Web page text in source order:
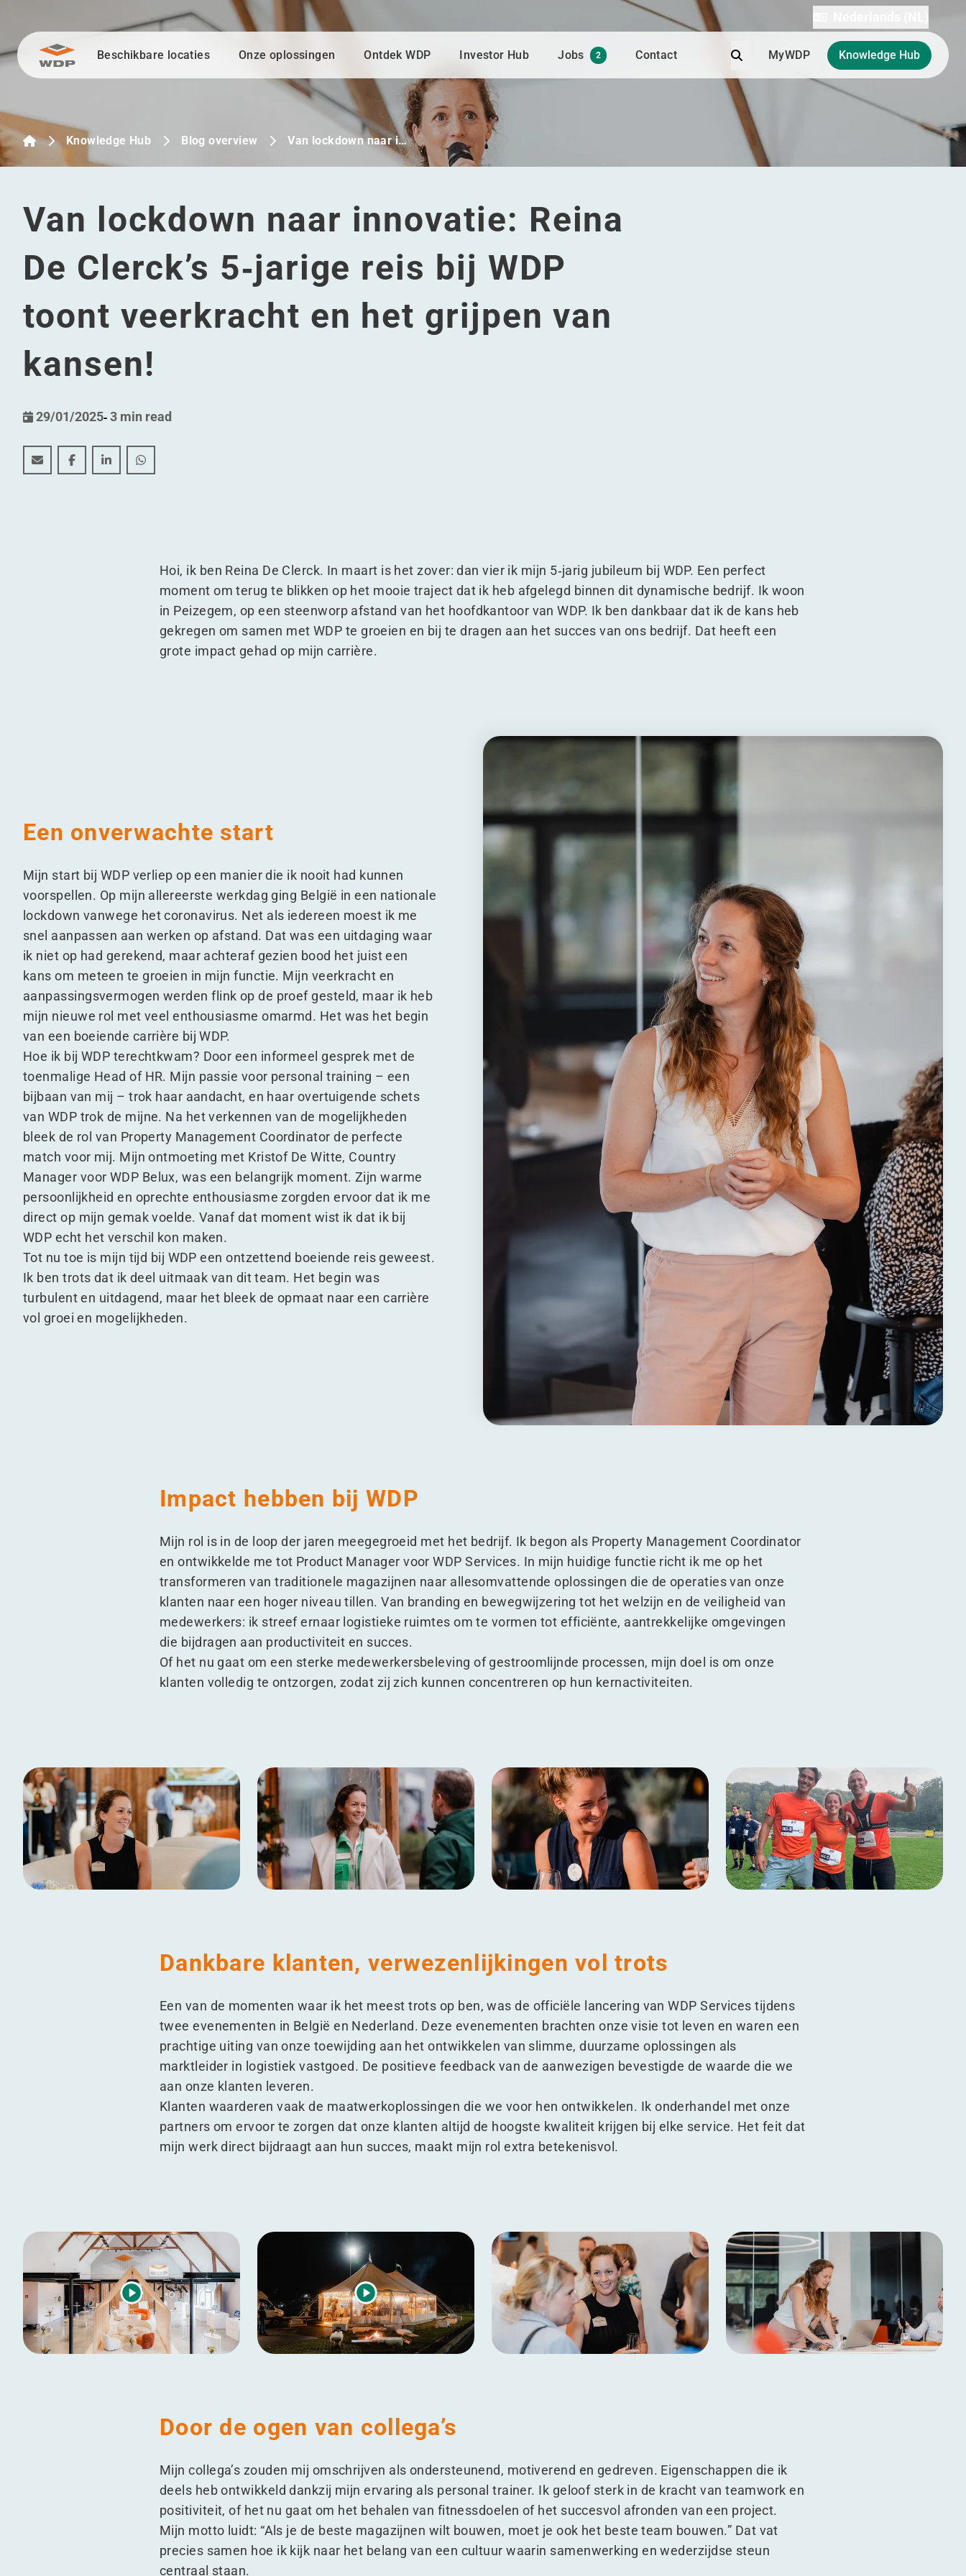
Ga naar inhoudBeschikbare locaties Onze oplossingen Ontdek WDP Investor Hub Jobs 2 Contact ZoekMyWDP Knowledge Hub
Knowledge Hub Blog overview Van lockdown naar i…
Van lockdown naar innovatie: Reina
De Clerck’s 5‑jarige reis bij WDP
toont veerkracht en het grijpen van
kansen!
29/01/2025-3 min read
Van lockdown naar innovatie: Reina De Clerck's 5-jarige reis bij WDP toont veerkracht en het grijpen van kansen!
Van lockdown naar innovatie: Reina De Clerck's 5-jarige reis bij WDP toont veerkracht en het grijpen van kansen!
Van lockdown naar innovatie: Reina De Clerck's 5-jarige reis bij WDP toont veerkracht en het grijpen van kansen!
Van lockdown naar innovatie: Reina De Clerck's 5-jarige reis bij WDP toont veerkracht en het grijpen van kansen!
Hoi, ik ben Reina De Clerck. In maart is het zover: dan vier ik mijn 5‑jarig jubileum bij WDP. Een perfect
moment om terug te blikken op het mooie traject dat ik heb afgelegd binnen dit dynamische bedrijf. Ik woon
in Peizegem, op een steenworp afstand van het hoofdkantoor van WDP. Ik ben dankbaar dat ik de kans heb
gekregen om samen met WDP te groeien en bij te dragen aan het succes van ons bedrijf. Dat heeft een
grote impact gehad op mijn carrière.
Een onverwachte start
Mijn start bij WDP verliep op een manier die ik nooit had kunnen
voorspellen. Op mijn allereerste werkdag ging België in een nationale
lockdown vanwege het coronavirus. Net als iedereen moest ik me
snel aanpassen aan werken op afstand. Dat was een uitdaging waar
ik niet op had gerekend, maar achteraf gezien bood het juist een
kans om meteen te groeien in mijn functie. Mijn veerkracht en
aanpassingsvermogen werden flink op de proef gesteld, maar ik heb
mijn nieuwe rol met veel enthousiasme omarmd. Het was het begin
van een boeiende carrière bij WDP.
Hoe ik bij WDP terechtkwam? Door een informeel gesprek met de
toenmalige Head of HR. Mijn passie voor personal training – een
bijbaan van mij – trok haar aandacht, en haar overtuigende schets
van WDP trok de mijne. Na het verkennen van de mogelijkheden
bleek de rol van Property Management Coordinator de perfecte
match voor mij. Mijn ontmoeting met Kristof De Witte, Country
Manager voor WDP Belux, was een belangrijk moment. Zijn warme
persoonlijkheid en oprechte enthousiasme zorgden ervoor dat ik me
direct op mijn gemak voelde. Vanaf dat moment wist ik dat ik bij
WDP echt het verschil kon maken.
Tot nu toe is mijn tijd bij WDP een ontzettend boeiende reis geweest.
Ik ben trots dat ik deel uitmaak van dit team. Het begin was
turbulent en uitdagend, maar het bleek de opmaat naar een carrière
vol groei en mogelijkheden.
Impact hebben bij WDP
Mijn rol is in de loop der jaren meegegroeid met het bedrijf. Ik begon als Property Management Coordinator
en ontwikkelde me tot Product Manager voor WDP Services. In mijn huidige functie richt ik me op het
transformeren van traditionele magazijnen naar allesomvattende oplossingen die de operaties van onze
klanten naar een hoger niveau tillen. Van branding en bewegwijzering tot het welzijn en de veiligheid van
medewerkers: ik streef ernaar logistieke ruimtes om te vormen tot efficiënte, aantrekkelijke omgevingen
die bijdragen aan productiviteit en succes.
Of het nu gaat om een sterke medewerkersbeleving of gestroomlijnde processen, mijn doel is om onze
klanten volledig te ontzorgen, zodat zij zich kunnen concentreren op hun kernactiviteiten.
Dankbare klanten, verwezenlijkingen vol trots
Een van de momenten waar ik het meest trots op ben, was de officiële lancering van WDP Services tijdens
twee evenementen in België en Nederland. Deze evenementen brachten onze visie tot leven en waren een
prachtige uiting van onze toewijding aan het ontwikkelen van slimme, duurzame oplossingen als
marktleider in logistiek vastgoed. De positieve feedback van de aanwezigen bevestigde de waarde die we
aan onze klanten leveren.
Klanten waarderen vaak de maatwerkoplossingen die we voor hen ontwikkelen. Ik onderhandel met onze
partners om ervoor te zorgen dat onze klanten altijd de hoogste kwaliteit krijgen bij elke service. Het feit dat
mijn werk direct bijdraagt aan hun succes, maakt mijn rol extra betekenisvol.
Door de ogen van collega’s
Mijn collega’s zouden mij omschrijven als ondersteunend, motiverend en gedreven. Eigenschappen die ik
deels heb ontwikkeld dankzij mijn ervaring als personal trainer. Ik geloof sterk in de kracht van teamwork en
positiviteit, of het nu gaat om het behalen van fitnessdoelen of het succesvol afronden van een project.
Mijn motto luidt: “Als je de beste magazijnen wilt bouwen, moet je ook het beste team bouwen.” Dat vat
precies samen hoe ik kijk naar het belang van een cultuur waarin samenwerking en wederzijdse steun
centraal staan.